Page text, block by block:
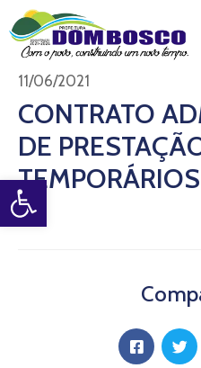
Open toolbar
Início
O
Município
Estrutura
Diário
11/06/2021
CONTRATO
DE